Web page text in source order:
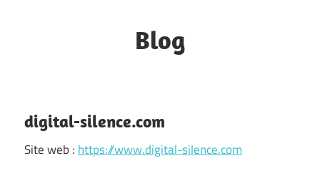
Blog
digital-silence.com
Site web : https://www.digital-silence.com